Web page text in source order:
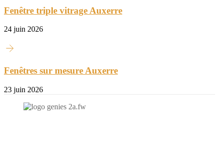
Fenêtre triple vitrage Auxerre
24 juin 2026
Fenêtres sur mesure Auxerre
23 juin 2026